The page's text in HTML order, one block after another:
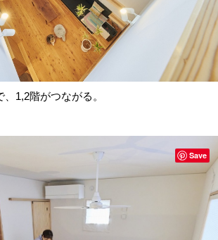
1,2階がつながる。
Save